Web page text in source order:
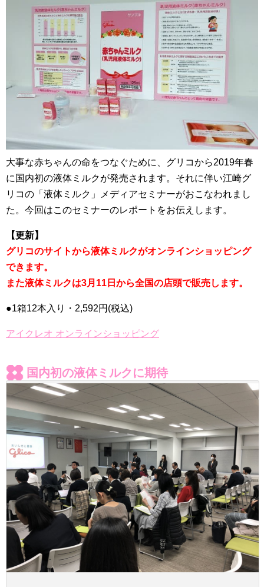
大事な赤ちゃんの命をつなぐために、グリコから2019年春
に国内初の液体ミルクが発売されます。それに伴い江崎グ
リコの「液体ミルク」メディアセミナーがおこなわれまし
た。今回はこのセミナーのレポートをお伝えします。
【更新】
グリコのサイトから液体ミルクがオンラインショッピング
できます。
また液体ミルクは3月11日から全国の店頭で販売します。
●1箱12本入り・2,592円(税込)
アイクレオ オンラインショッピング
国内初の液体ミルクに期待